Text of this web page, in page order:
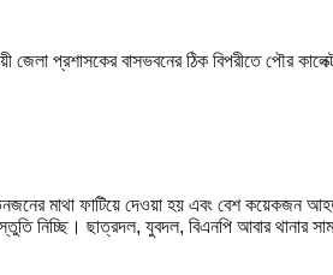
জেলা প্রশাসকের বাসভবনের ঠিক বিপরীতে
মাথা ফাটিয়ে দেওয়া হয় এবং বেশ কয়েকজন
নিচ্ছি। ছাত্রদল, যুবদল, বিএনপি আবার থানার